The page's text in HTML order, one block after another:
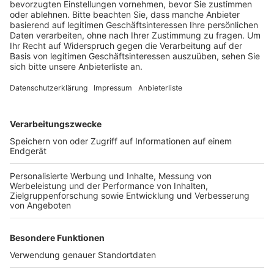
Anzeige
Im Stadtgebiet betrifft das vor allem viele Birken und
Ahornbäume, aber auch andere Bäume sind betroffen.
retten, oft kommen die Maßnahmen aber schon zu
spät. Ist ein Baum beispielsweise schon zu über 50
Prozent abgestorben, sei es sinnvoller, den alten Baum
zu fällen und einen neuen Baum zu pflanzen, heißt es.
Anzeige